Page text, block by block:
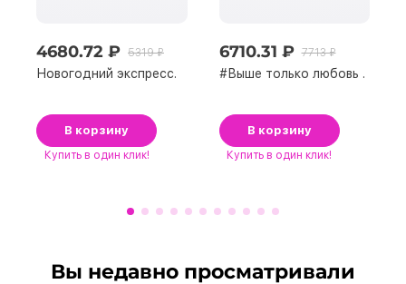
4680.72 ₽ 5319 ₽
Новогодний экспресс.
В корзину
Купить в один клик!
6710.31 ₽ 7713 ₽
#Выше только любовь .
В корзину
Купить в один клик!
Вы недавно просматривали